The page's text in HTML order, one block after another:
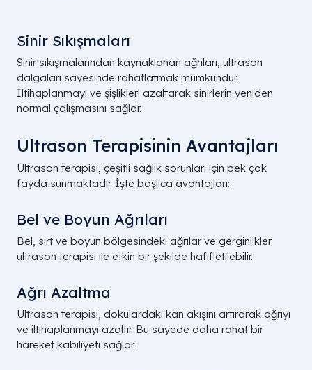
Sinir Sıkışmaları
Sinir sıkışmalarından kaynaklanan ağrıları, ultrason
dalgaları sayesinde rahatlatmak mümkündür.
İltihaplanmayı ve şişlikleri azaltarak sinirlerin yeniden
normal çalışmasını sağlar.
Ultrason Terapisinin Avantajları
Ultrason terapisi, çeşitli sağlık sorunları için pek çok
fayda sunmaktadır. İşte başlıca avantajları:
Bel ve Boyun Ağrıları
Bel, sırt ve boyun bölgesindeki ağrılar ve gerginlikler
ultrason terapisi ile etkin bir şekilde hafifletilebilir.
Ağrı Azaltma
Ultrason terapisi, dokulardaki kan akışını artırarak ağrıyı
ve iltihaplanmayı azaltır. Bu sayede daha rahat bir
hareket kabiliyeti sağlar.